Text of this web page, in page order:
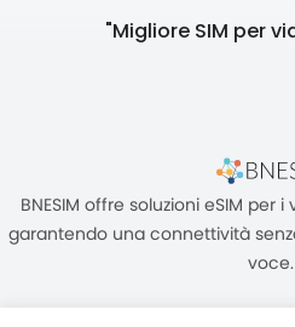
"Migliore SIM per
BNESIM offre soluzioni eSIM
garantendo una connettività
voce.